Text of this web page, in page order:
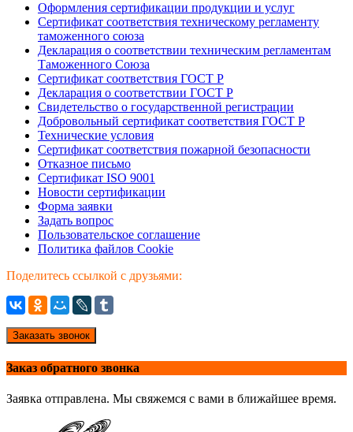
Оформления сертификации продукции и услуг
Сертификат соответствия техническому регламенту
таможенного союза
Декларация о соответствии техническим регламентам
Таможенного Союза
Сертификат соответствия ГОСТ Р
Декларация о соответствии ГОСТ Р
Свидетельство о государственной регистрации
Добровольный сертификат соответствия ГОСТ Р
Технические условия
Сертификат соответствия пожарной безопасности
Отказное письмо
Сертификат ISO 9001
Новости сертификации
Форма заявки
Задать вопрос
Пользовательское соглашение
Политика файлов Cookie
Поделитесь ссылкой с друзьями:
Заказать звонок
Заказ обратного звонка
Заявка отправлена. Мы свяжемся с вами в ближайшее время.